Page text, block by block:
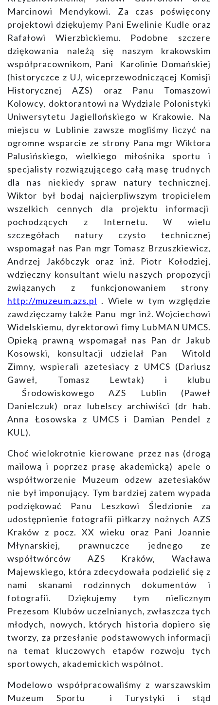
Marcinowi Mendykowi. Za czas poświęcony
projektowi dziękujemy Pani Ewelinie Kudle oraz
Rafałowi Wierzbickiemu. Podobne szczere
dziękowania należą się naszym krakowskim
współpracownikom, Pani Karolinie Domańskiej
(historyczce z UJ, wiceprzewodniczącej Komisji
Historycznej AZS) oraz Panu Tomaszowi
Kolowcy, doktorantowi na Wydziale Polonistyki
Uniwersytetu Jagiellońskiego w Krakowie. Na
miejscu w Lublinie zawsze mogliśmy liczyć na
ogromne wsparcie ze strony Pana mgr Wiktora
Palusińskiego, wielkiego miłośnika sportu i
specjalisty rozwiązującego całą masę trudnych
dla nas niekiedy spraw natury technicznej.
Wiktor był bodaj najcierpliwszym tropicielem
wszelkich cennych dla projektu informacji
pochodzących z Internetu. W wielu
szczegółach natury czysto technicznej
wspomagał nas Pan mgr Tomasz Brzuszkiewicz,
Andrzej Jakóbczyk oraz inż. Piotr Kołodziej,
wdzięczny konsultant wielu naszych propozycji
związanych z funkcjonowaniem strony
http://muzeum.azs.pl . Wiele w tym względzie
zawdzięczamy także Panu mgr inż. Wojciechowi
Widelskiemu, dyrektorowi fimy LubMAN UMCS.
Opieką prawną wspomagał nas Pan dr Jakub
Kosowski, konsultacji udzielał Pan Witold
Zimny, wspierali azetesiacy z UMCS (Dariusz
Gaweł, Tomasz Lewtak) i klubu
Środowiskowego AZS Lublin (Paweł
Danielczuk) oraz lubelscy archiwiści (dr hab.
Anna Łosowska z UMCS i Damian Pendel z
KUL).
Choć wielokrotnie kierowane przez nas (drogą
mailową i poprzez prasę akademicką) apele o
współtworzenie Muzeum odzew azetesiaków
nie był imponujący. Tym bardziej zatem wypada
podziękować Panu Leszkowi Śledzionie za
udostępnienie fotografii piłkarzy nożnych AZS
Kraków z pocz. XX wieku oraz Pani Joannie
Młynarskiej, prawnuczce jednego ze
współtwórców AZS Kraków, Wacława
Majewskiego, która zdecydowała podzielić się z
nami skanami rodzinnych dokumentów i
fotografii. Dziękujemy tym nielicznym
Prezesom Klubów uczelnianych, zwłaszcza tych
młodych, nowych, których historia dopiero się
tworzy, za przesłanie podstawowych informacji
na temat kluczowych etapów rozwoju tych
sportowych, akademickich wspólnot.
Modelowo współpracowaliśmy z warszawskim
Muzeum Sportu i Turystyki i stąd